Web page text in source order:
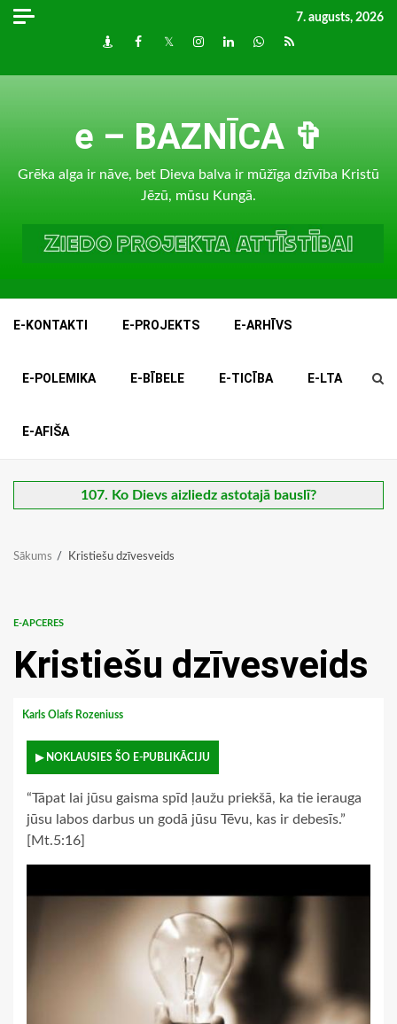
Skip
7. augusts, 2026
DraugiemFacebook
TwitterInstagram
LinkedInwhatsapp
RSS
e – BAZNĪCA ✞
Grēka alga ir nāve, bet Dieva balva ir mūžīga dzīvība Kristū
Jēzū, mūsu Kungā.
E-KONTAKTI E-PROJEKTS E-ARHĪVS
E-POLEMIKA E-BĪBELE E-TICĪBA E-LTA
E-AFIŠA
107. Ko Dievs aizliedz astotajā bauslī?
Sākums Kristiešu dzīvesveids
E-APCERES
Kristiešu dzīvesveids
Karls Olafs Rozeniuss
▶ NOKLAUSIES ŠO E-PUBLIKĀCIJU
“Tāpat lai jūsu gaisma spīd ļaužu priekšā, ka tie ierauga
jūsu labos darbus un godā jūsu Tēvu, kas ir debesīs.”
[Mt.5:16]